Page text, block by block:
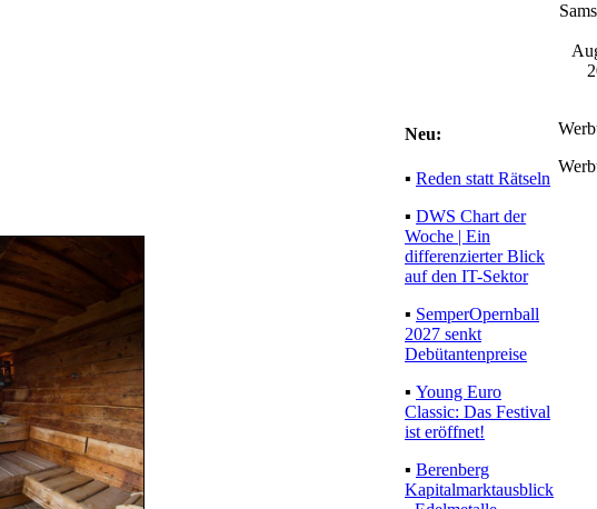
Neu:
▪ Reden statt Rätseln
▪ DWS Chart der
Woche | Ein
differenzierter Blick
auf den IT-Sektor
▪ SemperOpernball
2027 senkt
Debütantenpreise
▪ Young Euro
Classic: Das Festival
ist eröffnet!
▪ Berenberg
Kapitalmarktausblick